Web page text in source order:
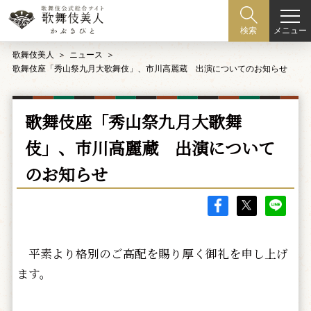
検索 メニュー
歌舞伎美人
ニュース
歌舞伎座「秀山祭九月大歌舞伎」、市川高麗蔵 出演についてのお知らせ
歌舞伎座「秀山祭九月大歌舞
伎」、市川高麗蔵 出演について
のお知らせ
平素より格別のご高配を賜り厚く御礼を申し上げ
ます。